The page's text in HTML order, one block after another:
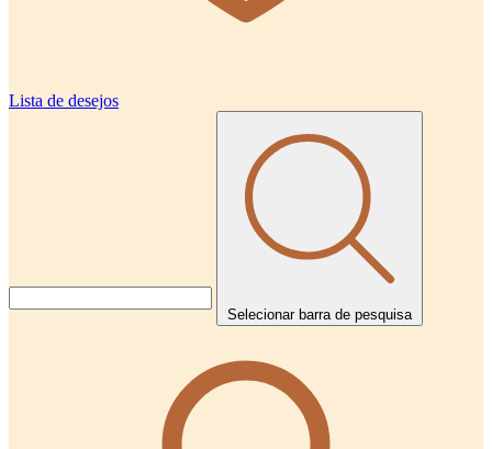
Lista de desejos
Selecionar barra de pesquisa